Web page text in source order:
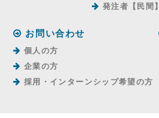
発注者【⺠間】
お問い合わせ
個人の方
企業の方
採用・インターンシップ希望の方